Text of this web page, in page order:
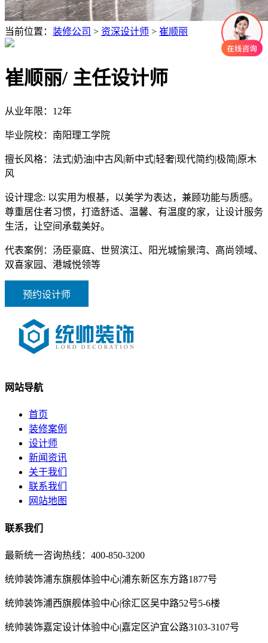
当前位置： 装修公司 > 资深设计师 > 崔顺丽
崔顺丽/ 主任设计师
从业年限： 12年
毕业院校： 南阳理工学院
擅长风格： 法式|奶油|中古风|新中式|轻奢|现代简约|极简|原木
风
设计理念: 以实用为根基，以美学为表达，兼顾功能与质感。
尊重居住者习惯，打造舒适、温馨、有温度的家，让设计服务
生活，让空间承载美好。
代表案例： 汤臣豪庭、世贸滨江、阳光城愉景湾、高尚领域、
双喜家园、港城悦领等
预约设计师
网站导航
首页
装修案例
设计师
新闻资讯
关于我们
联系我们
网站地图
联系我们
最新统一咨询热线：400-850-3200
统帅装饰浦东旗舰体验中心|浦东新区东方路1877号
统帅装饰浦西旗舰体验中心|徐汇区吴中路52号5-6楼
统帅装饰嘉定设计体验中心|嘉定区沪宜公路3103-3107号